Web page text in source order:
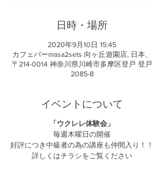
日時・場所
2020年9月10日 15:45
カフェバーmasa2sets 向ヶ丘遊園店, 日本、
〒214-0014 神奈川県川崎市多摩区登戸 登戸
2085-8
イベントについて
「ウクレレ体験会」
毎週木曜日の開催
好評につき中級者の為の講座も仲間入り！！
詳しくはチラシをご覧ください